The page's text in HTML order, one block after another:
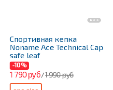
Спортивная кепка
Noname Ace Technical Cap
safe leaf
-10%
1 790 руб/1 990 руб